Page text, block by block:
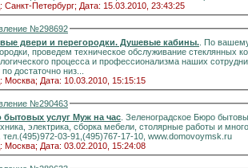
Санкт-Петербург; Дата: 15.03.2010, 23:43:25
№298692
двери и перегородки. Душевые кабины. . По вашему заказу
конструкций. Благодаря современной организации
процесса и профессионализма наших
достаточно низ...
Москва; Дата: 10.03.2010, 15:15:15
№290463
услуг Муж на час . Зеленоградское Бюро бытовых услуг
электрика, сборка мебели, столярные работы и
офис. тел.(495)972-03-91,(495)767-17-10, www.domovoymsk.ru
Москва; Дата: 03.02.2010, 15:24:08